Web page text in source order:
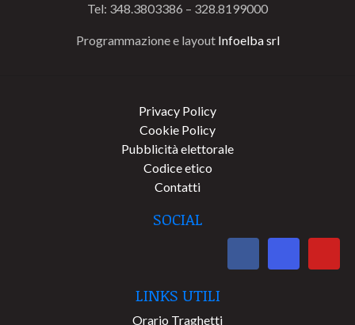
Tel: 348.3803386 – 328.8199000
Programmazione e layout Infoelba srl
Privacy Policy
Cookie Policy
Pubblicità elettorale
Codice etico
Contatti
SOCIAL
LINKS UTILI
Orario Traghetti